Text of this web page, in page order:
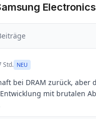
Electronics